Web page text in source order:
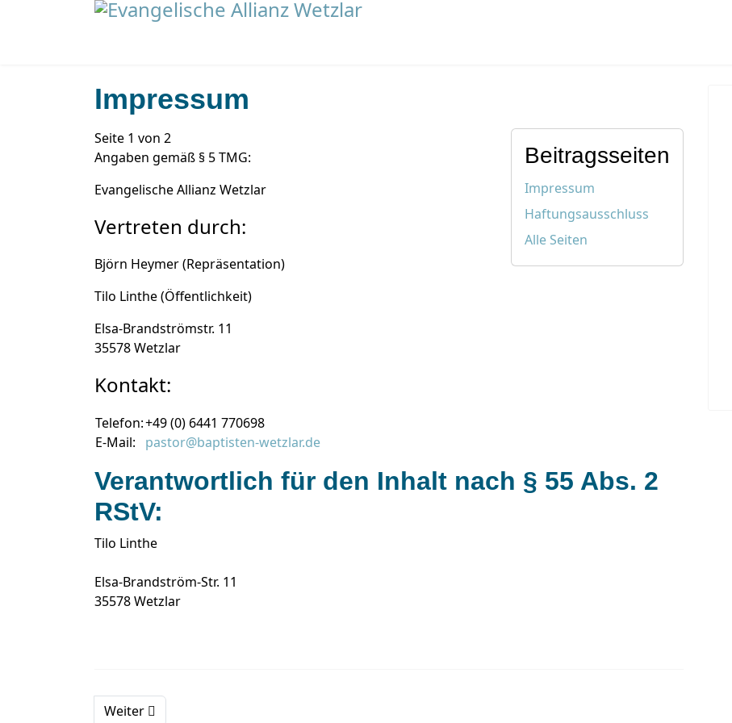
Aktuelles Kontakt
Impressum
Beitragsseiten
Impressum
Haftungsausschluss
Alle Seiten
Seite 1 von 2
Angaben gemäß § 5 TMG:
Evangelische Allianz Wetzlar
Vertreten durch:
Björn Heymer (Repräsentation)
Tilo Linthe (Öffentlichkeit)
Elsa-Brandströmstr. 11
35578 Wetzlar
Kontakt:
Telefon:
E-Mail:
+49 (0) 6441 770698
pastor@baptisten-wetzlar.de
Verantwortlich für den Inhalt nach § 55 Abs. 2
RStV:
Tilo Linthe
Elsa-Brandström-Str. 11
35578 Wetzlar
Weiter